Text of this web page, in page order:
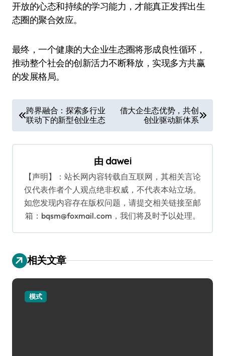
开放的心态和持续的学习能力，才能真正发挥出生
态圈的聚合效应。
最终，一个健康的大企业生态圈将形成良性循环，
推动整个社会的创新活力不断释放，实现多方共赢
的发展格局。
章
导
跨界融合：探索多行业
联动下的新型创业生态
借大企生态优势，共创
创业驱动新体系
由 dawei
【声明】：站长网内容转载自互联网，其相关言论
仅代表作者个人观点绝非权威，不代表本站立场。
如您发现内容存在版权问题，请提交相关链接至邮
箱：bqsm@foxmail.com，我们将及时予以处理。
相关文章
模式